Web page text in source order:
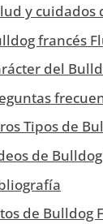
y cuidados
francés
del
Tipos de
de
de Bulldog